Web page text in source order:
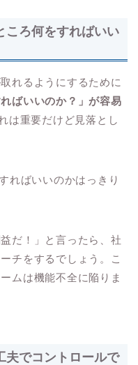
ろ何をすればいい
れるようにするために
ばいいのか？」が容易
は重要だけど見落とし
ればいいのかはっきり
だ！」と言ったら、社
チをするでしょう。こ
ムは機能不全に陥りま
でコントロールで